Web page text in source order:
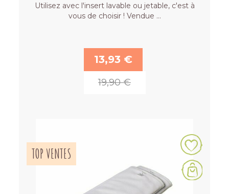
Utilisez avec l'insert lavable ou jetable, c'est à
vous de choisir ! Vendue …
13,93 €
19,90 €
TOP VENTES